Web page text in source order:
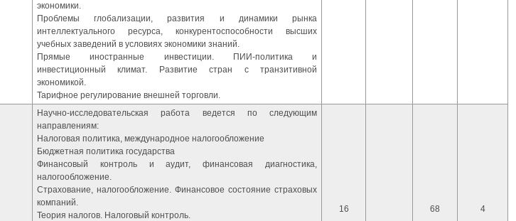
экономики.
Проблемы глобализации, развития и динамики рынка
интеллектуального ресурса, конкурентоспособности высших
учебных заведений в условиях экономики знаний.
Прямые иностранные инвестиции. ПИИ-политика и
инвестиционный климат. Развитие стран с транзитивной
экономикой.
Тарифное регулирование внешней торговли.
Научно-исследовательская работа ведется по следующим
направлениям:
Налоговая политика, международное налогообложение
Бюджетная политика государства
Финансовый контроль и аудит, финансовая диагностика,
налогообложение.
Страхование, налогообложение. Финансовое состояние страховых
компаний.
Теория налогов. Налоговый контроль.
16 68 4